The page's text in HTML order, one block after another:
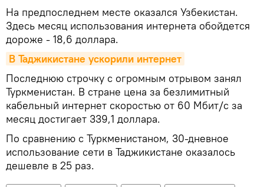
На предпоследнем месте оказался Узбекистан.
Здесь месяц использования интернета обойдется
дороже - 18,6 доллара.
В Таджикистане ускорили интернет
Последнюю строчку с огромным отрывом занял
Туркменистан. В стране цена за безлимитный
кабельный интернет скоростью от 60 Мбит/с за
месяц достигает 339,1 доллара.
По сравнению с Туркменистаном, 30-дневное
использование сети в Таджикистане оказалось
дешевле в 25 раз.